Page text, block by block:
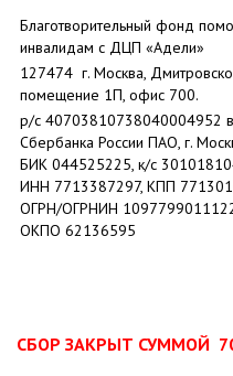
Благотворительный фонд
инвалидам с ДЦП «Адели»
127474 г. Москва,
помещение 1П, офис 700.
р/с 40703810738040004952 в
Сбербанка России ПАО, г.
БИК 044525225, к/с
ИНН 7713387297, КПП
ОГРН/ОГРНИН
ОКПО 62136595
СБОР ЗАКРЫТ СУММОЙ